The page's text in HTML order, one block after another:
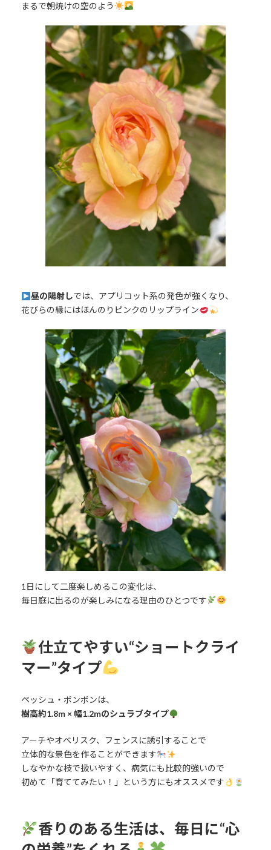
まるで朝焼けの空のよう
昼の陽射しでは、アプリコット系の発色が強くなり、
花びらの縁にはほんのりピンクのリップライン
1日にして二度楽しめるこの変化は、
毎日庭に出るのが楽しみになる理由のひとつです
仕立てやすい“ショートクライ
マー”タイプ
ペッシュ・ボンボンは、
樹高約1.8m × 幅1.2mのシュラブタイプ
アーチやオベリスク、フェンスに誘引することで
立体的な景色を作ることができます
しなやかな枝で扱いやすく、病気にも比較的強いので
初めて「育ててみたい！」という方にもオススメです
香りのある生活は、毎日に“心